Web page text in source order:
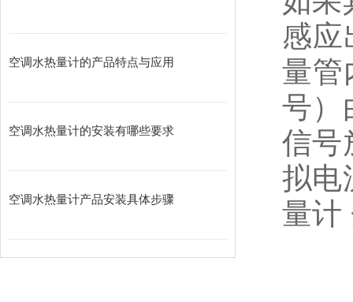
空调水热量计的产品特点与应用
空调水热量计的安装有哪些要求
空调水热量计产品安装具体步骤
感应
量管
号）
信号
拟电
量计